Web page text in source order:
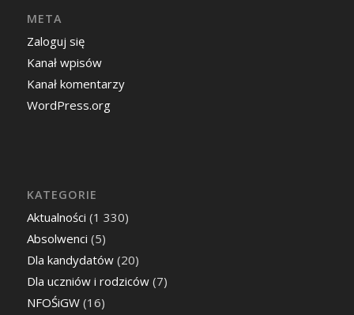
META
Zaloguj się
Kanał wpisów
Kanał komentarzy
WordPress.org
KATEGORIE
Aktualności (1 330)
Absolwenci (5)
Dla kandydatów(20)
Dla uczniów i rodziców(7)
NFOŚiGW(16)